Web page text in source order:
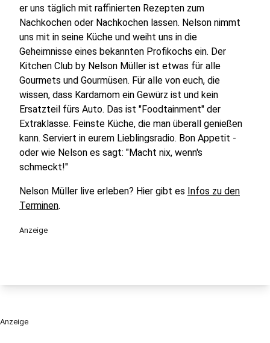
er uns täglich mit raffinierten Rezepten zum
Nachkochen oder Nachkochen lassen. Nelson nimmt
uns mit in seine Küche und weiht uns in die
Geheimnisse eines bekannten Profikochs ein. Der
Kitchen Club by Nelson Müller ist etwas für alle
Gourmets und Gourmüsen. Für alle von euch, die
wissen, dass Kardamom ein Gewürz ist und kein
Ersatzteil fürs Auto. Das ist "Foodtainment" der
Extraklasse. Feinste Küche, die man überall genießen
kann. Serviert in eurem Lieblingsradio. Bon Appetit -
oder wie Nelson es sagt: "Macht nix, wenn's
schmeckt!"
Nelson Müller live erleben? Hier gibt es Infos zu den
Terminen.
Anzeige
Anzeige